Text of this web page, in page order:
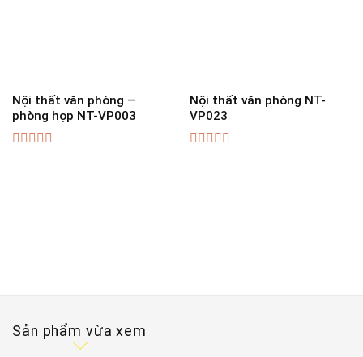
Nội thất văn phòng –
phòng họp NT-VP003
Nội thất văn phòng NT-
VP023
Sản phẩm vừa xem